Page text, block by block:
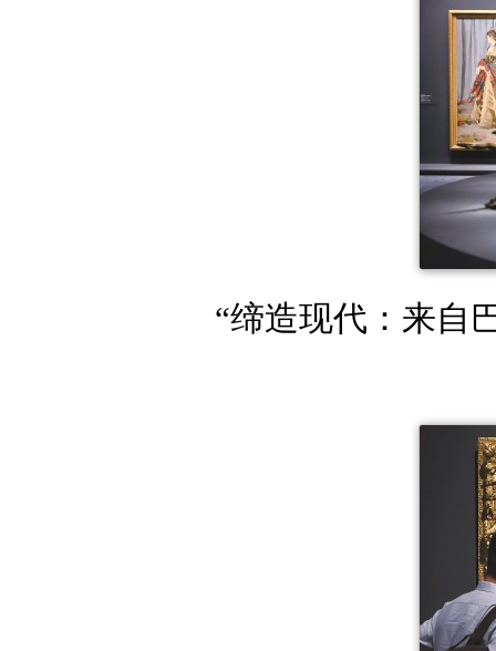
“缔造现代：来自